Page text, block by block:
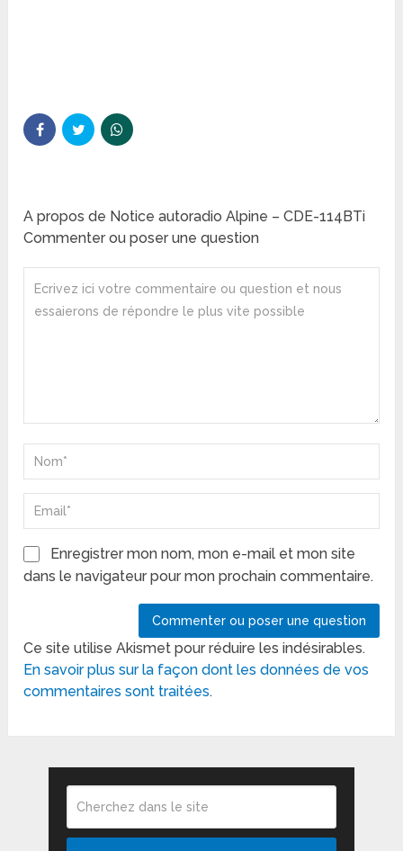
A propos de Notice autoradio Alpine – CDE-114BTi
Commenter ou poser une question
Enregistrer mon nom, mon e-mail et mon site
dans le navigateur pour mon prochain commentaire.
Ce site utilise Akismet pour réduire les indésirables.
En savoir plus sur la façon dont les données de vos
commentaires sont traitées.